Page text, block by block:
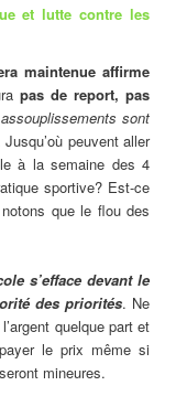
et lutte contre les
maintenue affirme
pas de report, pas
assouplissements sont
Jusqu’où peuvent aller
à la semaine des 4
sportive? Est-ce
que le flou des
s’efface devant le
des priorités. Ne
quelque part et
le prix même si
mineures.